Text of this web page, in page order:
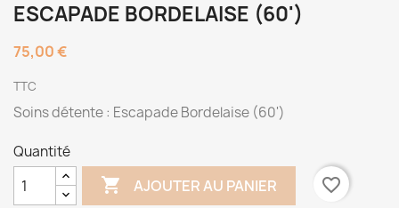
ESCAPADE BORDELAISE (60')
75,00 €
TTC
Soins détente : Escapade Bordelaise (60')
Quantité
 AJOUTER AU PANIER favorite_border